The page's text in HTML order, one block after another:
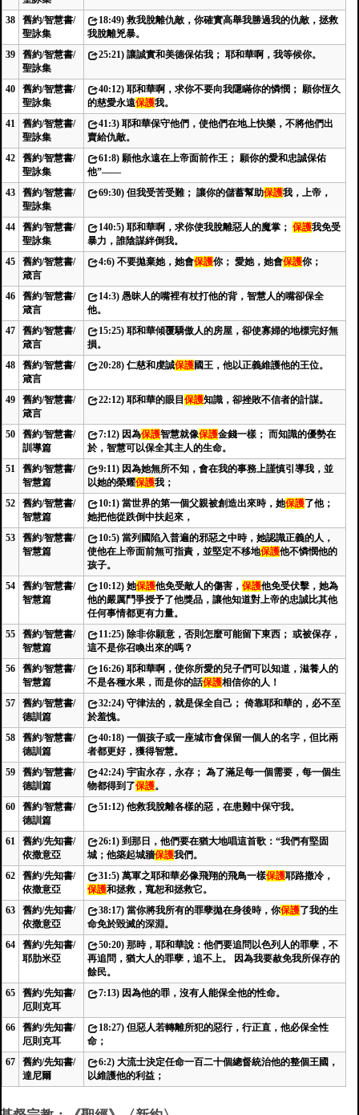
38
舊約/智慧書/
聖詠集
18:49) 救我脫離仇敵，你確實高舉我勝過我的仇敵，拯救
我脫離兇暴。
39
舊約/智慧書/
聖詠集
25:21) 讓誠實和美德保佑我； 耶和華啊，我等候你。
40
舊約/智慧書/
聖詠集
40:12) 耶和華啊，求你不要向我隱瞞你的憐憫； 願你恆久
的慈愛永遠保護我。
41
舊約/智慧書/
聖詠集
41:3) 耶和華保守他們，使他們在地上快樂，不將他們出
賣給仇敵。
42
舊約/智慧書/
聖詠集
61:8) 願他永遠在上帝面前作王； 願你的愛和忠誠保佑
他”——
43
舊約/智慧書/
聖詠集
69:30) 但我受苦受難； 讓你的儲蓄幫助保護我，上帝，
44
舊約/智慧書/
聖詠集
140:5) 耶和華啊，求你使我脫離惡人的魔掌； 保護我免受
暴力，誰陰謀絆倒我。
45
舊約/智慧書/
箴言
4:6) 不要拋棄她，她會保護你； 愛她，她會保護你；
46
舊約/智慧書/
箴言
14:3) 愚昧人的嘴裡有杖打他的背，智慧人的嘴卻保全
他。
47
舊約/智慧書/
箴言
15:25) 耶和華傾覆驕傲人的房屋，卻使寡婦的地標完好無
損。
48
舊約/智慧書/
箴言
20:28) 仁慈和虔誠保護國王，他以正義維護他的王位。
49
舊約/智慧書/
箴言
22:12) 耶和華的眼目 保護知識，卻挫敗不信者的計謀。
50
舊約/智慧書/
訓導篇
7:12) 因為保護智慧就像保護金錢一樣； 而知識的優勢在
於，智慧可以保全其主人的生命。
51
舊約/智慧書/
智慧篇
9:11) 因為她無所不知，會在我的事務上謹慎引導我，並
以她的榮耀保護我；
52
舊約/智慧書/
智慧篇
10:1) 當世界的第一個父親被創造出來時，她保護了他；
她把他從跌倒中扶起來，
53
舊約/智慧書/
智慧篇
10:5) 當列國陷入普遍的邪惡之中時，她認識正義的人，
使他在上帝面前無可指責，並堅定不移地保護他不憐憫他的
孩子。
54
舊約/智慧書/
智慧篇
10:12) 她保護他免受敵人的傷害， 保護他免受伏擊，她為
他的嚴厲鬥爭授予了他獎品，讓他知道對上帝的忠誠比其他
任何事情都更有力量。
55
舊約/智慧書/
智慧篇
11:25) 除非你願意，否則怎麼可能留下東西； 或被保存，
這不是你召喚出來的嗎？
56
舊約/智慧書/
智慧篇
16:26) 耶和華啊，使你所愛的兒子們可以知道，滋養人的
不是各種水果，而是你的話保護相信你的人！
57
舊約/智慧書/
德訓篇
32:24) 守律法的，就是保全自己； 倚靠耶和華的，必不至
於羞愧。
58
舊約/智慧書/
德訓篇
40:18) 一個孩子或一座城市會保留一個人的名字，但比兩
者都更好，獲得智慧。
59
舊約/智慧書/
德訓篇
42:24) 宇宙永存，永存； 為了滿足每一個需要，每一個生
物都得到了保護。
60
舊約/智慧書/
德訓篇
51:12) 他救我脫離各樣的惡，在患難中保守我。
61
舊約/先知書/
依撒意亞
26:1) 到那日，他們要在猶大地唱這首歌：“我們有堅固
城；他築起城牆保護我們。
62
舊約/先知書/
依撒意亞
31:5) 萬軍之耶和華必像飛翔的飛鳥一樣保護耶路撒冷，
保護和拯救，寬恕和拯救它。
63
舊約/先知書/
依撒意亞
38:17) 當你將我所有的罪孽拋在身後時，你保護了我的生
命免於毀滅的深淵。
64
舊約/先知書/
耶肋米亞
50:20) 那時，耶和華說：他們要追問以色列人的罪孽，不
再追問，猶大人的罪孽，追不上。 因為我要赦免我所保存的
餘民。
65
舊約/先知書/
厄則克耳
7:13) 因為他的罪，沒有人能保全他的性命。
66
舊約/先知書/
厄則克耳
18:27) 但惡人若轉離所犯的惡行，行正直，他必保全性
命；
67
舊約/先知書/
達尼爾
6:2) 大流士決定任命一百二十個總督統治他的整個王國，
以維護他的利益；